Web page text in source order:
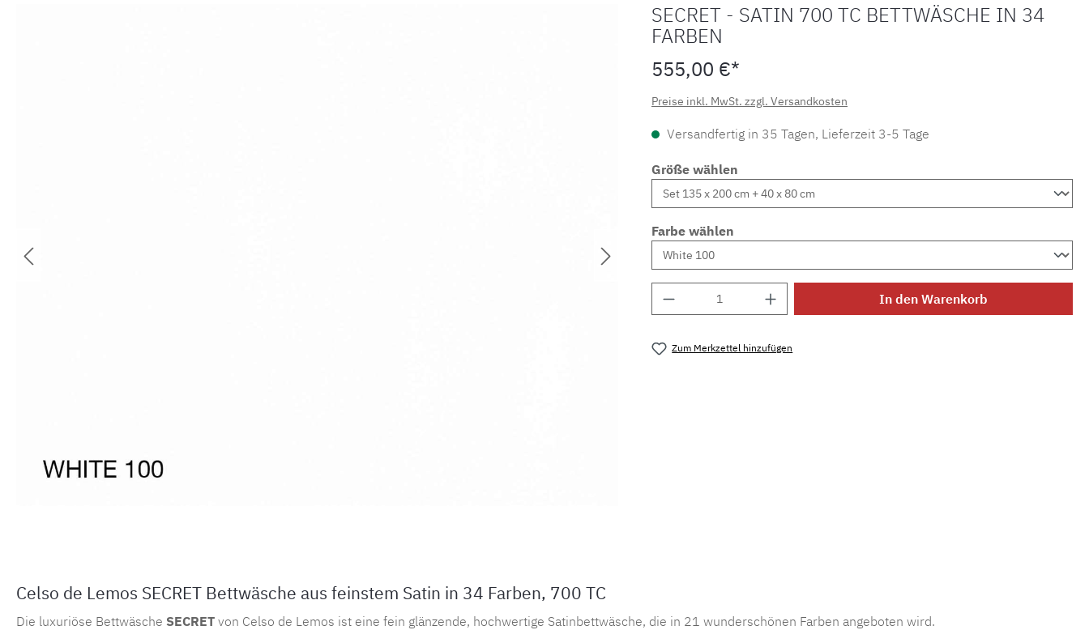
SECRET - SATIN 700 TC BETTWÄSCHE IN 34
FARBEN
555,00 €*
Preise inkl. MwSt. zzgl. Versandkosten
Versandfertig in 35 Tagen, Lieferzeit 3-5 Tage
Größe wählen
Farbe wählen
Produkt Anzahl: Gib den gewünschten Wert ein
In den Warenkorb
Zum Merkzettel hinzufügen
Celso de Lemos SECRET Bettwäsche aus feinstem Satin in 34 Farben, 700 TC
Die luxuriöse Bettwäsche SECRET von Celso de Lemos ist eine fein glänzende, hochwertige Satinbettwäsche, die in 21 wunderschönen Farben angeboten wird.